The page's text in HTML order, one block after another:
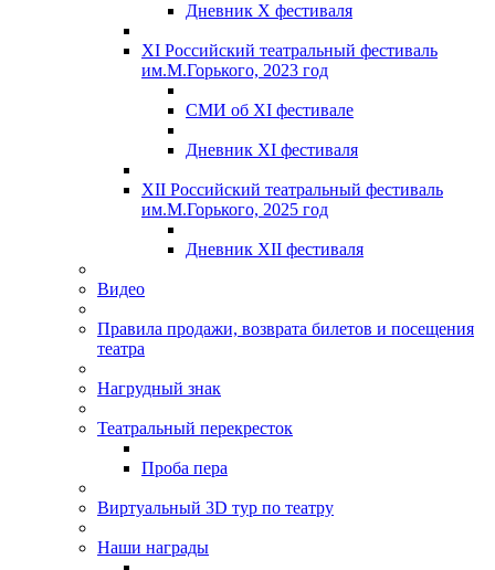
Дневник X фестиваля
XI Российский театральный фестиваль
им.М.Горького, 2023 год
СМИ об XI фестивале
Дневник XI фестиваля
XII Российский театральный фестиваль
им.М.Горького, 2025 год
Дневник XII фестиваля
Видео
Правила продажи, возврата билетов и посещения
театра
Нагрудный знак
Театральный перекресток
Проба пера
Виртуальный 3D тур по театру
Наши награды